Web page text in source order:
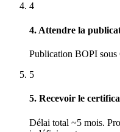
4
4. Attendre la
Publication BOPI sous
5
5. Recevoir le
Délai total ~5 mois.